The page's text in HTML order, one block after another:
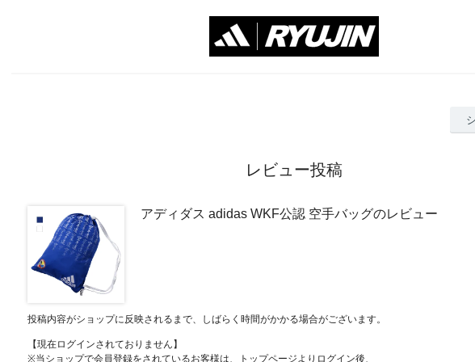
レビュー投稿
アディダス adidas WKF公認 空手バッグのレビュー
投稿内容がショップに反映されるまで、しばらく時間がかかる場合がございます。
【現在ログインされておりません】
※当ショップで会員登録をされているお客様は、トップページよりログイン後、